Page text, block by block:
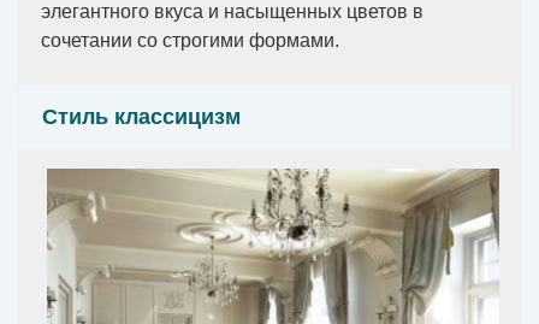
элегантного вкуса и насыщенных цветов в
сочетании со строгими формами.
Стиль классицизм